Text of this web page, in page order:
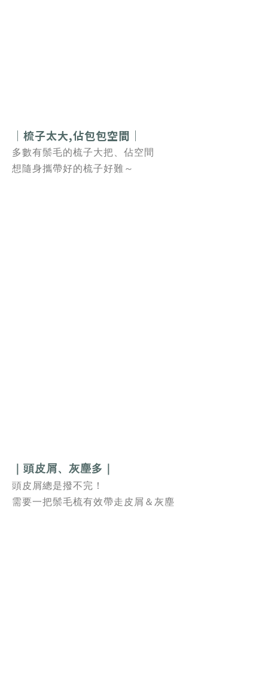
｜梳子太大,佔包包空間｜
多數有鬃毛的梳子大把、佔空間
想隨身攜帶好的梳子好難～
｜頭皮屑、灰塵多｜
頭皮屑總是撥不完！
需要一把鬃毛梳有效帶走皮屑＆灰塵